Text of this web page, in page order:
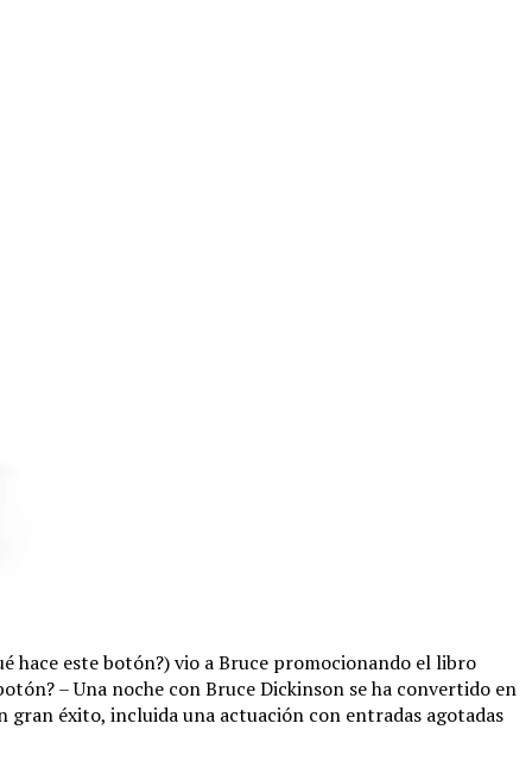
hace este botón?) vio a Bruce promocionando el libro
– Una noche con Bruce Dickinson se ha convertido en
gran éxito, incluida una actuación con entradas agotadas